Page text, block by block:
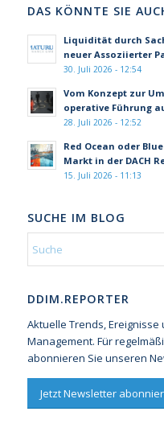
DAS KÖNNTE SIE
Liquidität durch
neuer Assoziierter
30. Juli 2026 - 12:54
Vom Konzept zur
operative Führung
28. Juli 2026 - 12:52
Red Ocean oder
Markt in der DACH
15. Juli 2026 - 11:13
SUCHE IM BLOG
DDIM.REPORTER
Aktuelle Trends, Ereignisse
Management. Für
abonnieren Sie unseren
Jetzt Newsletter